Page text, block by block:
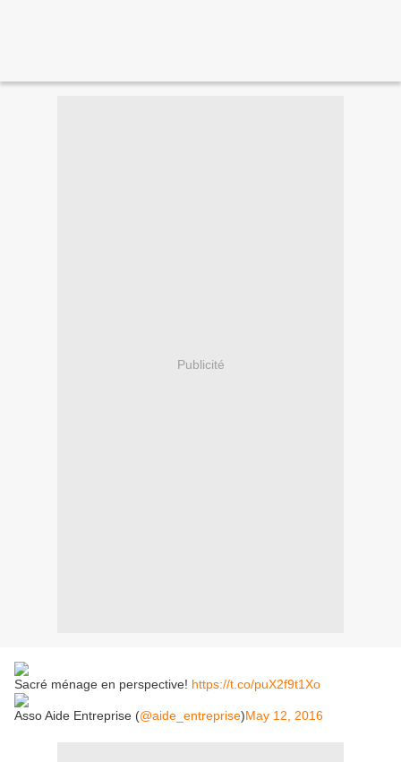
Publicité
Sacré ménage en perspective! https://t.co/puX2f9t1Xo
Asso Aide Entreprise (@aide_entreprise)May 12, 2016